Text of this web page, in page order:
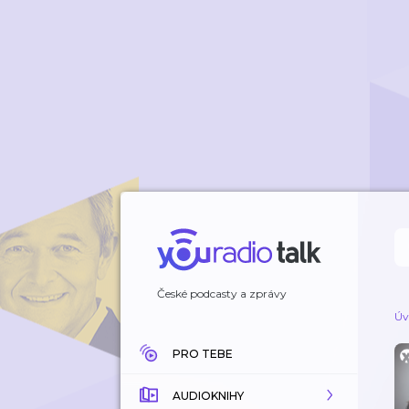
České podcasty a zprávy
PRO TEBE
AUDIOKNIHY